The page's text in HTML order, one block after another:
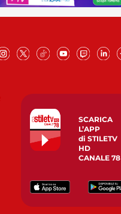
SCARICA
L’APP
di STILETV
HD
CANALE 78